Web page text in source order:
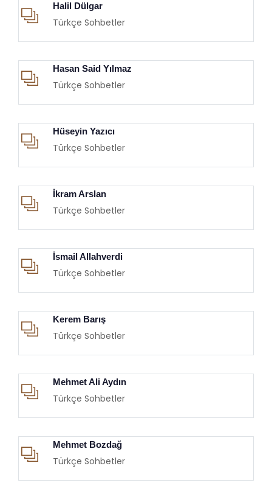
Halil Dülgar
Türkçe Sohbetler
Hasan Said Yılmaz
Türkçe Sohbetler
Hüseyin Yazıcı
Türkçe Sohbetler
İkram Arslan
Türkçe Sohbetler
İsmail Allahverdi
Türkçe Sohbetler
Kerem Barış
Türkçe Sohbetler
Mehmet Ali Aydın
Türkçe Sohbetler
Mehmet Bozdağ
Türkçe Sohbetler